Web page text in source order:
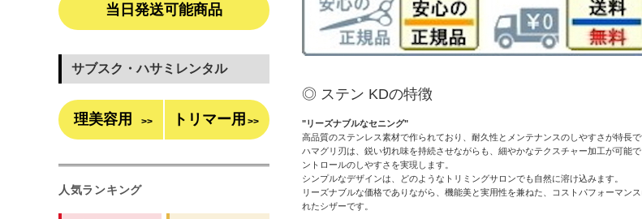
◎ ステン KDの特徴
"リーズナブルなセニング"
高品質のステンレス素材で作られており、耐久性とメンテナンスのしやすさが特長で
ハマグリ刃は、鋭い切れ味を持続させながらも、細やかなテクスチャー加工が可能で
ントロールのしやすさを実現します。
シンプルなデザインは、どのようなトリミングサロンでも自然に溶け込みます。
リーズナブルな価格でありながら、機能美と実用性を兼ねた、コストパフォーマン
れたシザーです。
当日発送可能商品
サブスク・ハサミレンタル
理美容用 >> トリマー用 >>
人気ランキング